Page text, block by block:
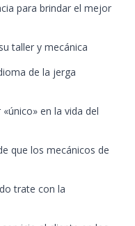
para brindar el mejor
taller y mecánica
de la jerga
en la vida del
que los mecánicos de
trate con la